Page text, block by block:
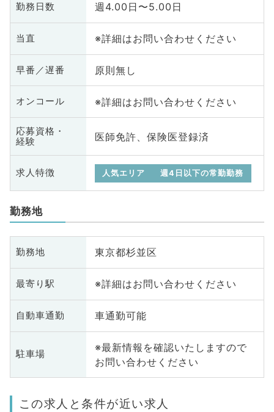
勤務日数 週4.00日〜5.00日
当直 ※詳細はお問い合わせください
早番／遅番 原則無し
オンコール ※詳細はお問い合わせください
応募資格・
経験
医師免許、保険医登録済
求人特徴 人気エリア 週4日以下の常勤勤務
勤務地
勤務地 東京都杉並区
最寄り駅 ※詳細はお問い合わせください
自動車通勤 車通勤可能
駐車場
※最新情報を確認いたしますので
お問い合わせください
この求人と条件が近い求人